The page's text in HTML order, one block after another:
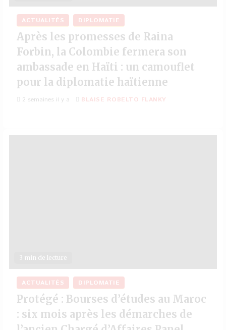
ACTUALITÉS DIPLOMATIE
Après les promesses de Raina
Forbin, la Colombie fermera son
ambassade en Haïti : un camouflet
pour la diplomatie haïtienne
2 semaines il y a BLAISE ROBELTO FLANKY
3 min de lecture
ACTUALITÉS DIPLOMATIE
Protégé : Bourses d’études au Maroc
: six mois après les démarches de